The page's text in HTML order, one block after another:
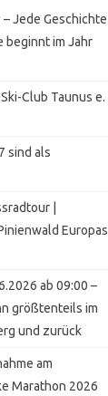
Jede Geschichte
beginnt im Jahr
Club Taunus e.
sind als
|
Europas
ab 09:00 –
größtenteils im
und zurück
am
Marathon 2026